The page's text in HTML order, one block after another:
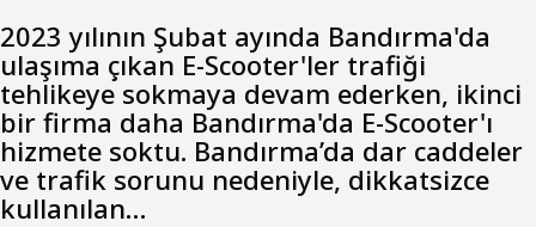
2023 yılının Şubat ayında Bandırma'da
ulaşıma çıkan E-Scooter'ler trafiği
tehlikeye sokmaya devam ederken, ikinci
bir firma daha Bandırma'da E-Scooter'ı
hizmete soktu. Bandırma’da dar caddeler
ve trafik sorunu nedeniyle, dikkatsizce
kullanılan…